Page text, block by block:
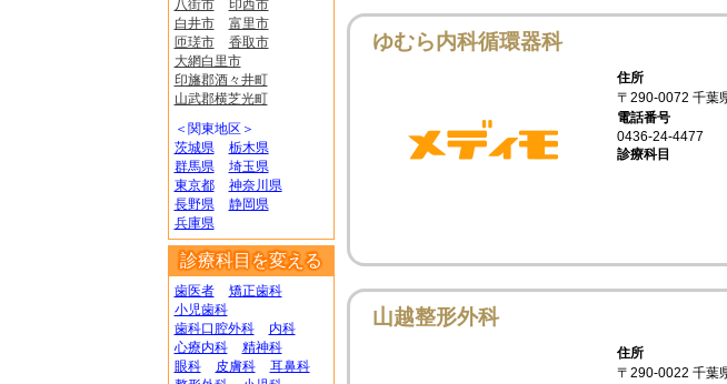
八街市
印西市
白井市
富里市
匝瑳市
香取市
大網白里市
印旛郡酒々井町
山武郡横芝光町
＜関東地区＞
茨城県
栃木県
群馬県
埼玉県
東京都
神奈川県
長野県
静岡県
兵庫県
診療科目を変える
歯医者
矯正歯科
小児歯科
歯科口腔外科
内科
心療内科
精神科
眼科
皮膚科
耳鼻科
ゆむら内科循環器科
住所
〒290-0072 千葉
電話番号
0436-24-4477
診療科目
山越整形外科
住所
〒290-0022 千葉